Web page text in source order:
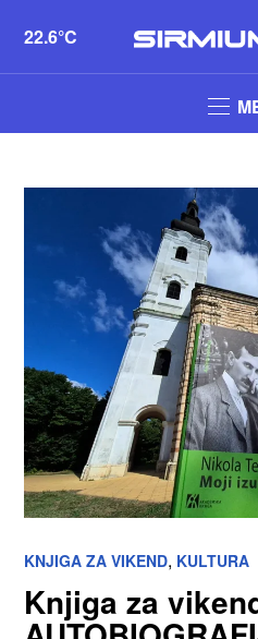
22.6°C
KNJIGA ZA VIKEND, KULTURA
Knjiga za